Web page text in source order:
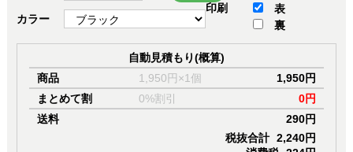
カラー
印刷
表
裏
自動見積もり(概算)
商品
1,950円×1個
1,950円
まとめて割
0%割引
0円
送料
290円
税抜合計 2,240円